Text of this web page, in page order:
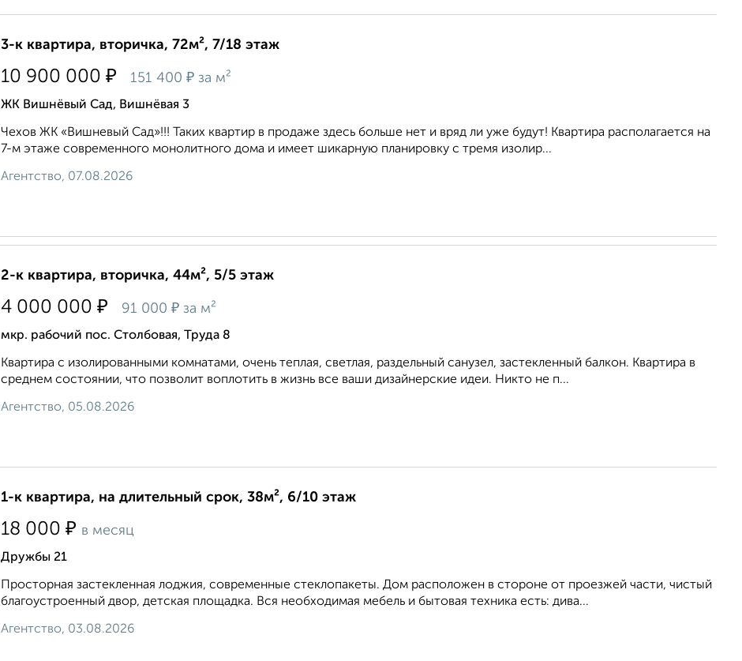
3-к квартира, вторичка, 72м², 7/18 этаж
10 900 000 ₽ 151 400 ₽ за м²
ЖК Вишнёвый Сад, Вишнёвая 3
Чехов ЖК «Вишневый Сад»!!! Таких квартир в продаже здесь больше нет и вряд ли уже будут! Квартира располагается на
7-м этаже современного монолитного дома и имеет шикарную планировку с тремя изолир...
Агентство, 07.08.2026
2-к квартира, вторичка, 44м², 5/5 этаж
4 000 000 ₽ 91 000 ₽ за м²
мкр. рабочий пос. Столбовая, Труда 8
Квартира с изолированными комнатами, очень теплая, светлая, раздельный санузел, застекленный балкон. Квартира в
среднем состоянии, что позволит воплотить в жизнь все ваши дизайнерские идеи. Никто не п...
Агентство, 05.08.2026
1-к квартира, на длительный срок, 38м², 6/10 этаж
18 000 ₽ в месяц
Дружбы 21
Просторная застекленная лоджия, современные стеклопакеты. Дом расположен в стороне от проезжей части, чистый
благоустроенный двор, детская площадка. Вся необходимая мебель и бытовая техника есть: дива...
Агентство, 03.08.2026